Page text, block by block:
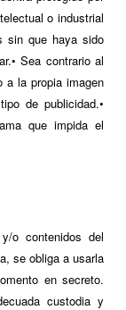
o industrial
sin que haya sido
Sea contrario al
a la propia imagen
de publicidad.•
que impida el
o contenidos del
se obliga a usarla
en secreto.
custodia y